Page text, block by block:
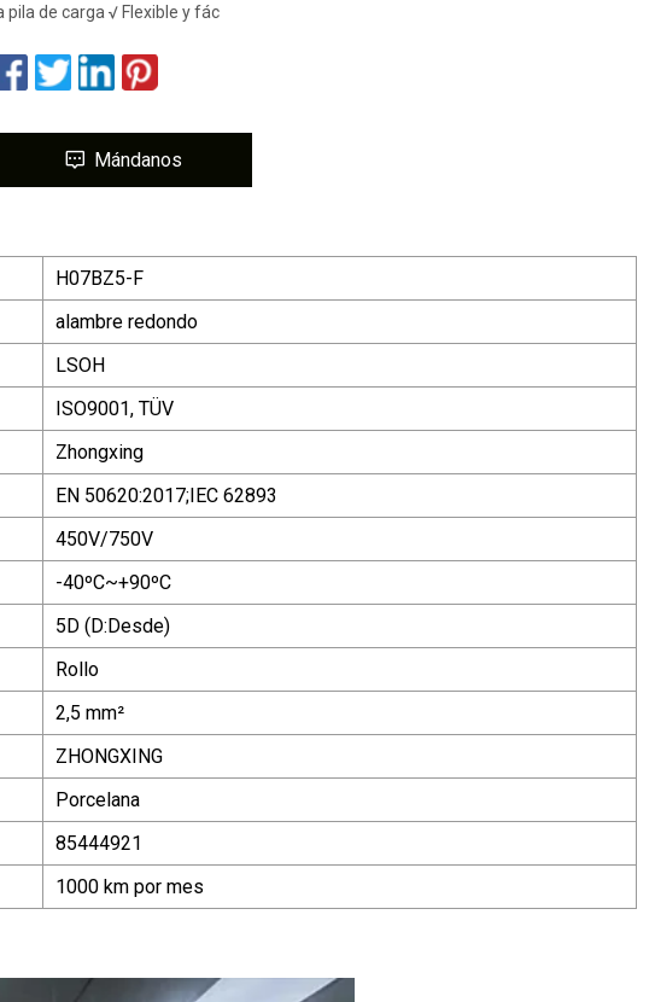
pila de carga √ Flexible y fác
Mándanos
H07BZ5-F
alambre redondo
LSOH
ISO9001, TÜV
Zhongxing
EN 50620:2017;IEC 62893
450V/750V
-40ºC~+90ºC
5D (D:Desde)
Rollo
2,5 mm²
ZHONGXING
Porcelana
85444921
1000 km por mes